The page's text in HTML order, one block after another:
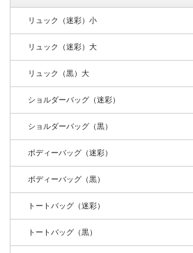
リュック（迷彩）小
リュック（迷彩）大
リュック（黒）大
ショルダーバッグ（迷彩）
ショルダーバッグ（黒）
ボディーバッグ（迷彩）
ボディーバッグ（黒）
トートバッグ（迷彩）
トートバッグ（黒）